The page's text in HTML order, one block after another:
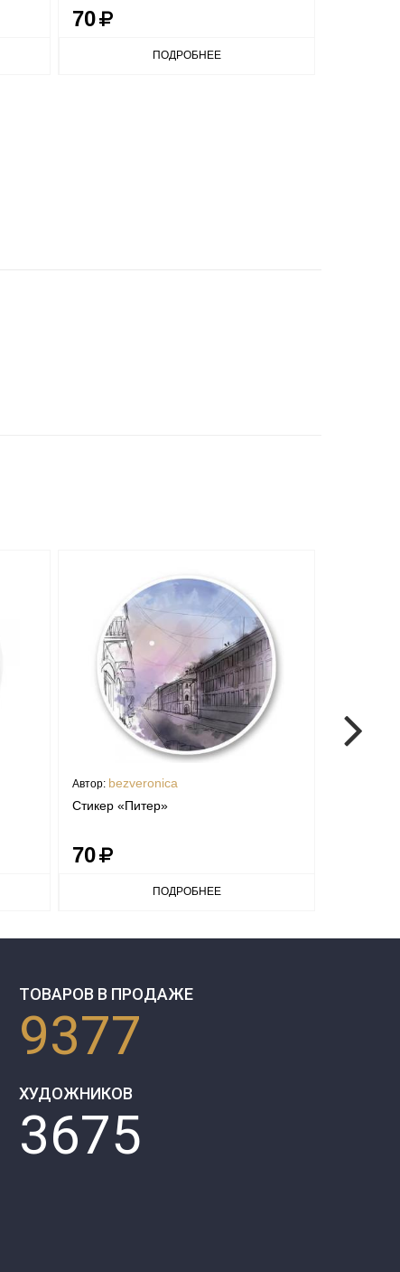
70
ПОДРОБНЕЕ
Автор: bezveronica
Стикер «Питер»
70
ПОДРОБНЕЕ
ТОВАРОВ В ПРОДАЖЕ
9377
ХУДОЖНИКОВ
3675